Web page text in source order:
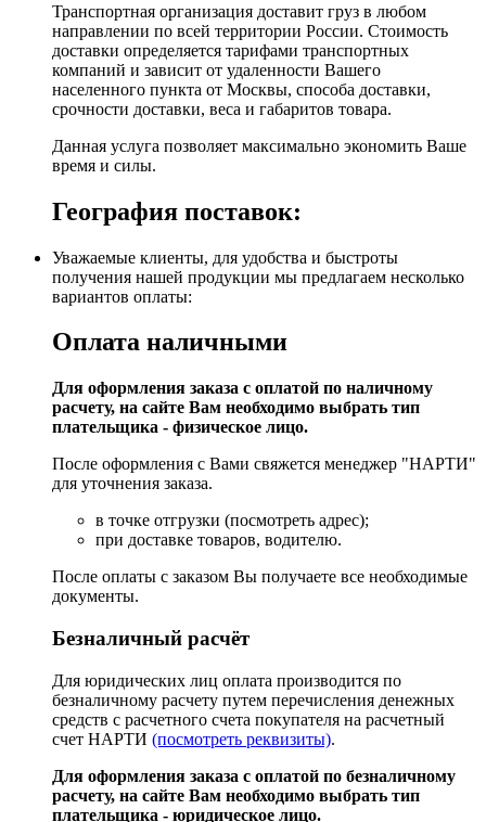
Транспортная организация доставит груз в любом
направлении по всей территории России. Стоимость
доставки определяется тарифами транспортных
компаний и зависит от удаленности Вашего
населенного пункта от Москвы, способа доставки,
срочности доставки, веса и габаритов товара.
Данная услуга позволяет максимально экономить Ваше
время и силы.
География поставок:
Уважаемые клиенты, для удобства и быстроты
получения нашей продукции мы предлагаем несколько
вариантов оплаты:
Оплата наличными
Для оформления заказа с оплатой по наличному
расчету, на сайте Вам необходимо выбрать тип
плательщика - физическое лицо.
После оформления с Вами свяжется менеджер "НАРТИ"
для уточнения заказа.
в точке отгрузки (посмотреть адрес);
при доставке товаров, водителю.
После оплаты с заказом Вы получаете все необходимые
документы.
Безналичный расчёт
Для юридических лиц оплата производится по
безналичному расчету путем перечисления денежных
средств с расчетного счета покупателя на расчетный
счет НАРТИ (посмотреть реквизиты).
Для оформления заказа с оплатой по безналичному
расчету, на сайте Вам необходимо выбрать тип
плательщика - юридическое лицо.